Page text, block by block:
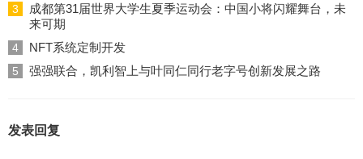
3
成都第31届世界大学生夏季运动会：中国小将闪耀舞台，未
来可期
4 NFT系统定制开发
5 强强联合，凯利智上与叶同仁同行老字号创新发展之路
发表回复